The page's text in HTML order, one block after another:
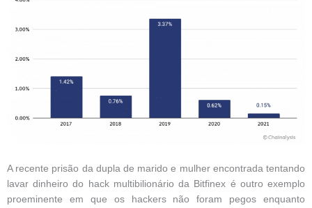
A recente prisão da dupla de marido e mulher encontrada tentando
lavar dinheiro do hack multibilionário da Bitfinex é outro exemplo
proeminente em que os hackers não foram pegos enquanto